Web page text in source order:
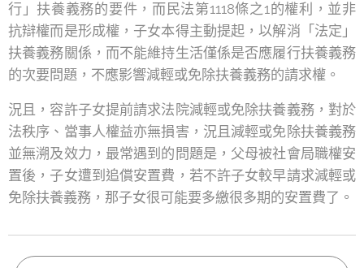
行」扶養義務的要件，而民法第1118條之1的權利，並非
抗辯權而是形成權，子女本得主動提起，以解消「法定」
扶養義務關係，而不能維持生活僅係是否應履行扶養義務
的次要問題，不應影響減輕或免除扶養義務的請求權。
況且，容許子女提前請求法院減輕或免除扶養義務，對於
法秩序、當事人權益亦無損害，況且減輕或免除扶養義務
並無溯及效力，最常遇到的問題是，父母被社會局職權安
置後，子女遭到追償安置費，若不許子女較早請求減輕或
免除扶養義務，那子女很可能要多繳很多期的安置費了。